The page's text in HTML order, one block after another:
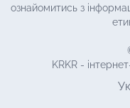
ознайомитись з
KRKR -